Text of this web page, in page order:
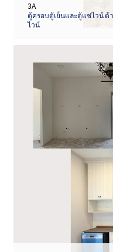
3A
ตู้ครอบตู้เย็นและตู้แช่ไวน์ ด้
ไวน์